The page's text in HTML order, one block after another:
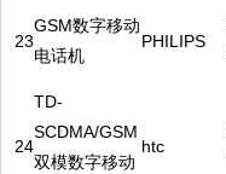
23
GSM数字移动
电话机
PHILIPS
24
TD-
SCDMA/GSM
双模数字移动
htc